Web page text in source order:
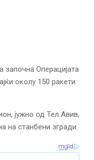
започна Операцијата
околу 150 ракети
јужно од Тел Авив,
на станбени згради.